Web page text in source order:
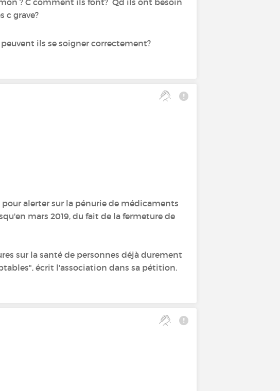
c grave?
ils se soigner correctement?
alerter sur la pénurie de médicaments
mars 2019, du fait de la fermeture de
sur la santé de personnes déjà durement
écrit l'association dans sa pétition.